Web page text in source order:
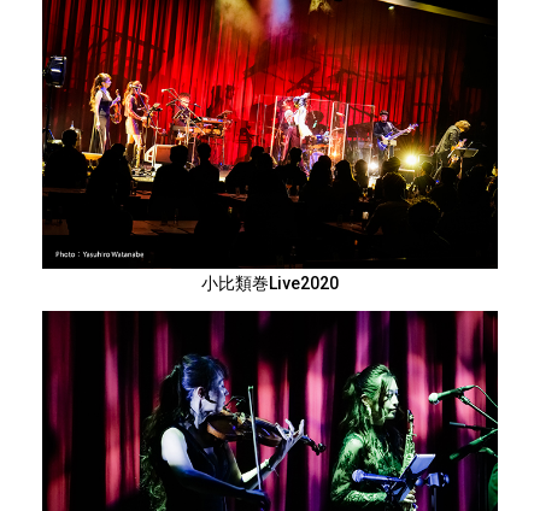
小比類巻Live2020